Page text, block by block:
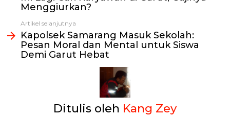
Menggiurkan?
Artikel selanjutnya
Kapolsek Samarang Masuk Sekolah:
Pesan Moral dan Mental untuk Siswa
Demi Garut Hebat
Ditulis oleh Kang Zey